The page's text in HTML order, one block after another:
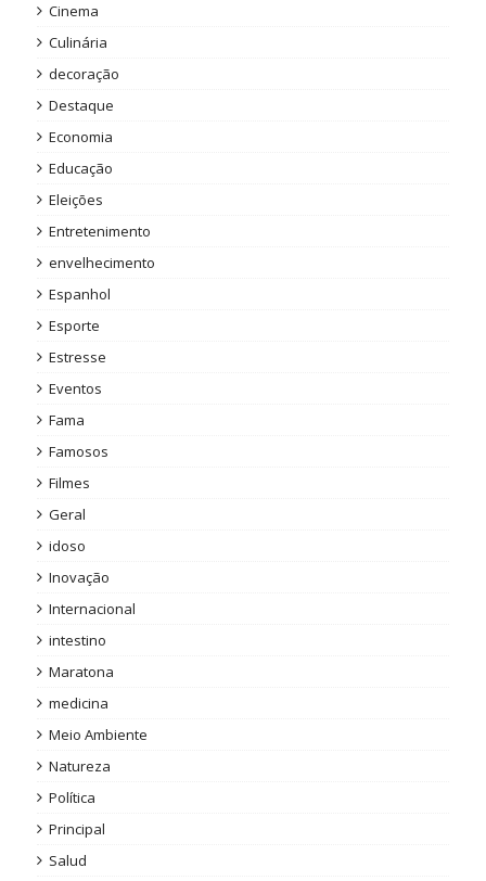
Cinema
Culinária
decoração
Destaque
Economia
Educação
Eleições
Entretenimento
envelhecimento
Espanhol
Esporte
Estresse
Eventos
Fama
Famosos
Filmes
Geral
idoso
Inovação
Internacional
intestino
Maratona
medicina
Meio Ambiente
Natureza
Política
Principal
Salud